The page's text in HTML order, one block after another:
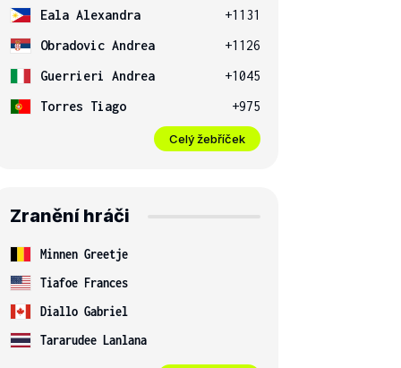
Eala Alexandra
+1131
Obradovic Andrea
+1126
Guerrieri Andrea
+1045
Torres Tiago
+975
Celý žebříček
Zranění hráči
Minnen Greetje
Tiafoe Frances
Diallo Gabriel
Tararudee Lanlana